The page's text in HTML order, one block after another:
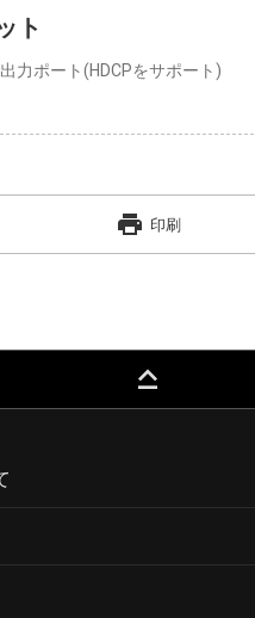
ト
力ポート(HDCPをサポート)
print 印刷
keyboard_capslock